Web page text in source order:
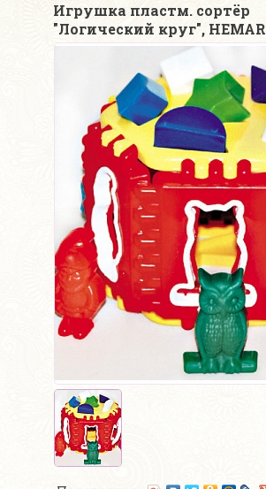
Игрушка пластм. сортёр
"Логический круг", HEMAR